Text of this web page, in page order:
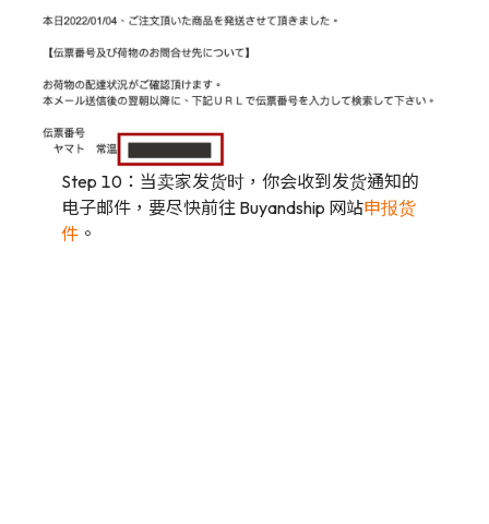
Step 10：当卖家发货时，你会收到发货通知的
电子邮件，要尽快前往 Buyandship 网站申报货
件 。